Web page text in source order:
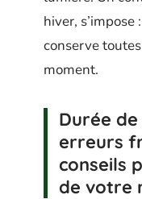
hiver,
conserve
moment.
Durée
erreurs
conseils
de votre